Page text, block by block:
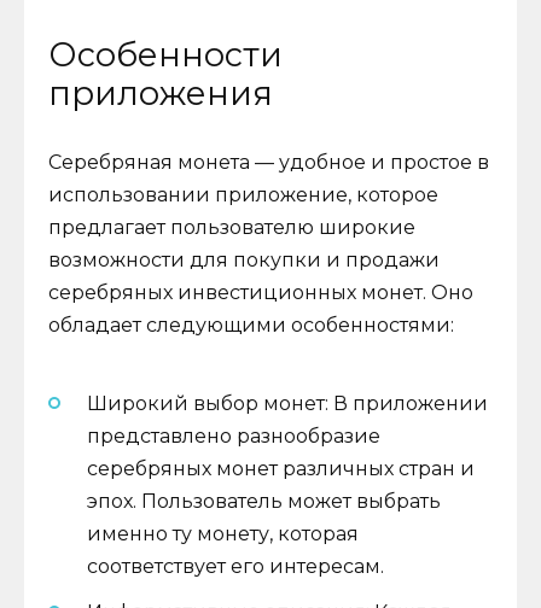
Особенности
приложения
Серебряная монета — удобное и простое в
использовании приложение, которое
предлагает пользователю широкие
возможности для покупки и продажи
серебряных инвестиционных монет. Оно
обладает следующими особенностями:
Широкий выбор монет: В приложении
представлено разнообразие
серебряных монет различных стран и
эпох. Пользователь может выбрать
именно ту монету, которая
соответствует его интересам.